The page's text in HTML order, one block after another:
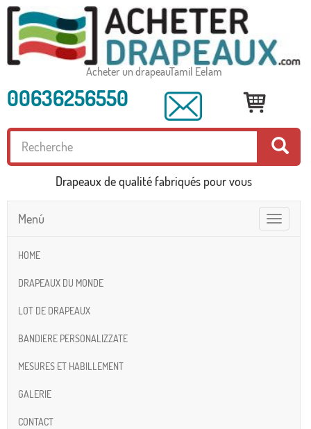
Acheter un drapeauTamil Eelam
00636256550
Drapeaux de qualité fabriqués pour vous
Toggle
navigation
Menú
HOME
DRAPEAUX DU MONDE
LOT DE DRAPEAUX
BANDIERE PERSONALIZZATE
MESURES ET HABILLEMENT
GALERIE
CONTACT